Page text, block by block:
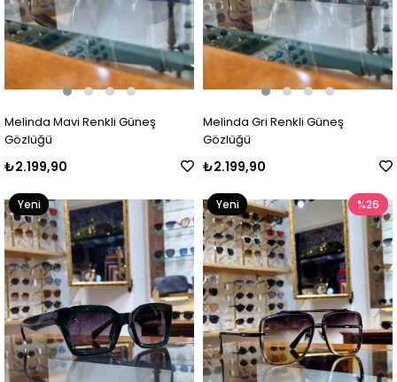
Melinda Mavi Renkli Güneş
Gözlüğü
₺2.199,90
Melinda Gri Renkli Güneş
Gözlüğü
₺2.199,90
Yeni
Ürün
%26
Yeni
Ürün